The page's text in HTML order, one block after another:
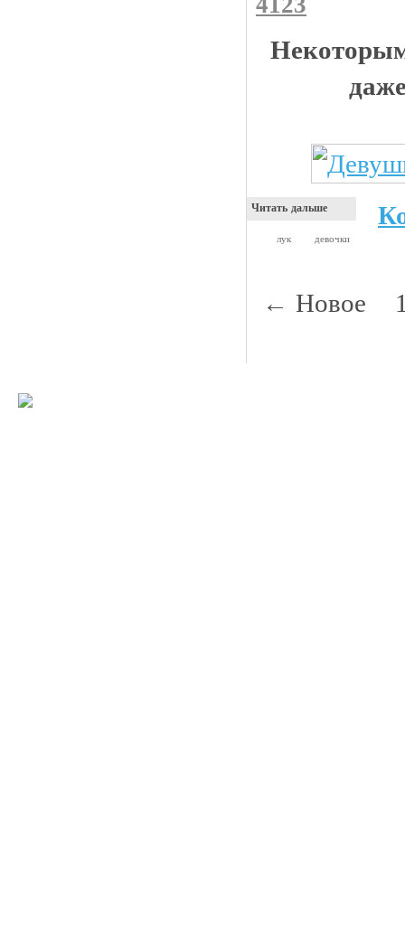
Читать дальше
лук девочки
← Новое